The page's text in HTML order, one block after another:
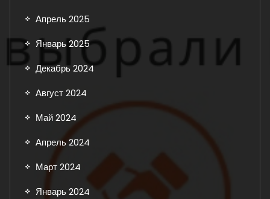
Апрель 2025
Январь 2025
Декабрь 2024
Август 2024
Май 2024
Апрель 2024
Март 2024
Январь 2024